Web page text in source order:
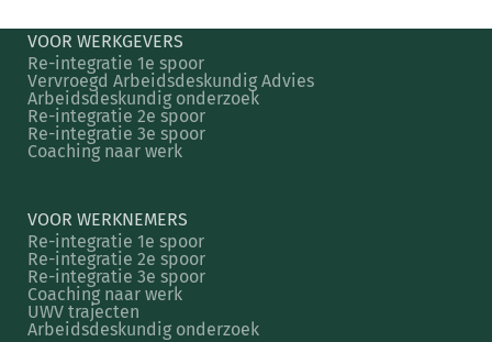
VOOR WERKGEVERS
Re-integratie 1e spoor
Vervroegd Arbeidsdeskundig Advies
Arbeidsdeskundig onderzoek
Re-integratie 2e spoor
Re-integratie 3e spoor
Coaching naar werk
VOOR WERKNEMERS
Re-integratie 1e spoor
Re-integratie 2e spoor
Re-integratie 3e spoor
Coaching naar werk
UWV trajecten
Arbeidsdeskundig onderzoek